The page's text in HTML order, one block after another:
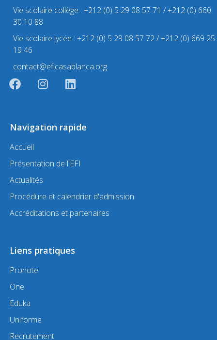
Vie scolaire collège : +212 (0) 5 29 08 57 71 / +212 (0) 660
30 10 88
Vie scolaire lycée : +212 (0) 5 29 08 57 72 / +212 (0) 669 25
19 46
contact@eficasablanca.org
Navigation rapide
Accueil
Présentation de l'EFI
Actualités
Procédure et calendrier d'admission
Accréditations et partenaires
Liens pratiques
Pronote
One
Eduka
Uniforme
Recrutement